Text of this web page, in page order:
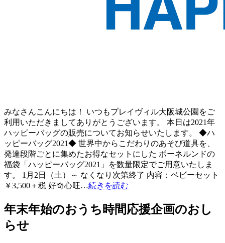
みなさんこんにちは！ いつもプレイヴィル大阪城公園をご
利用いただきましてありがとうございます。 本日は2021年
ハッピーバッグの販売についてお知らせいたします。 ◆ハ
ッピーバッグ2021◆ 世界中からこだわりのあそび道具を、
発達段階ごとに集めたお得なセットにした ボーネルンドの
福袋「ハッピーバッグ2021」を数量限定でご用意いたしま
す。 1月2日（土）～ なくなり次第終了 内容：ベビーセット
￥3,500＋税 好奇心旺…続きを読む
年末年始のおうち時間応援企画のおし
らせ